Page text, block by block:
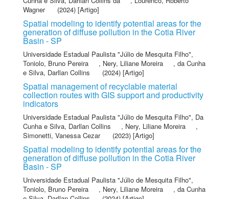
Wagner
(2024) [Artigo]
Spatial modeling to identify potential areas for the
generation of diffuse pollution in the Cotia River
Basin - SP
Universidade Estadual Paulista "Júlio de Mesquita Filho",
Toniolo, Bruno Pereira
, Nery, Liliane Moreira , da Cunha
e Silva, Darllan Collins
(2024) [Artigo]
Spatial management of recyclable material
collection routes with GIS support and productivity
indicators
Universidade Estadual Paulista "Júlio de Mesquita Filho", Da
Cunha e Silva, Darllan Collins
, Nery, Liliane Moreira
,
Simonetti, Vanessa Cezar
(2023) [Artigo]
Spatial modeling to identify potential areas for the
generation of diffuse pollution in the Cotia River
Basin - SP
Universidade Estadual Paulista "Júlio de Mesquita Filho",
Toniolo, Bruno Pereira
, Nery, Liliane Moreira , da Cunha